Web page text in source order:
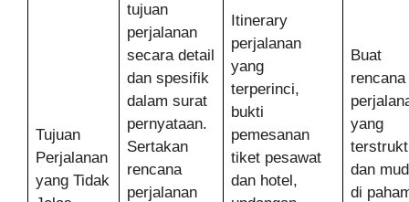
Tujuan
Perjalanan
yang Tidak
tujuan
perjalanan
secara detail
dan spesifik
dalam surat
pernyataan.
Sertakan
rencana
perjalanan
Itinerary
perjalanan
yang
terperinci,
bukti
pemesanan
tiket pesawat
dan hotel,
Buat
rencana
yang
dan
di